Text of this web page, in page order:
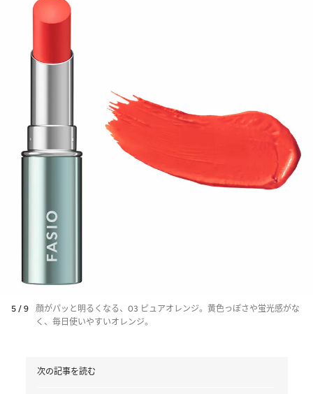
5 / 9
顔がパッと明るくなる、03 ピュアオレンジ。黄色っぽさや蛍光感がな
く、毎日使いやすいオレンジ。
次の記事を読む